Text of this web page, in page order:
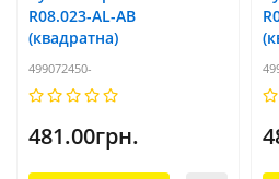
R08.023-AL-AB
(квадратна)
499072450-
481.00грн.